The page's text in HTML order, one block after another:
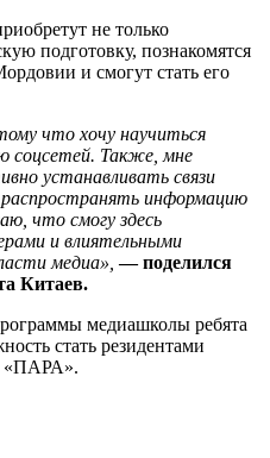
не только
подготовку, познакомятся
и смогут стать его
что хочу научиться
соцсетей. Также, мне
устанавливать связи
информацию
что смогу здесь
и влиятельными
медиа», — поделился
Китаев.
медиашколы ребята
стать резидентами
«ПАРА».